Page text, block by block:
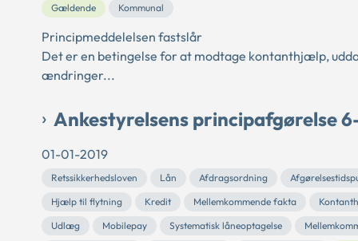
Gældende
Kommunal
Principmeddelelsen fastslår
Det er en betingelse for at modtage kontanthjælp,
ændringer...
Ankestyrelsens principafgørelse
01-01-2019
Retssikkerhedsloven Lån Afdragsordning
Hjælp til flytning
Kredit Mellemkommende fakta
Udlæg
Mobilepay Systematisk låneoptagelse